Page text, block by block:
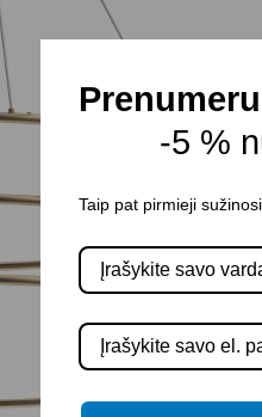
-5 %
Taip pat pirmieji